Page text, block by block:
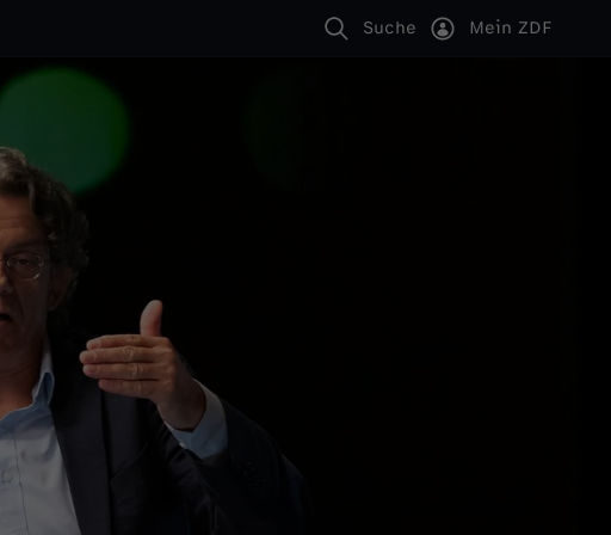
Suche Mein ZDF